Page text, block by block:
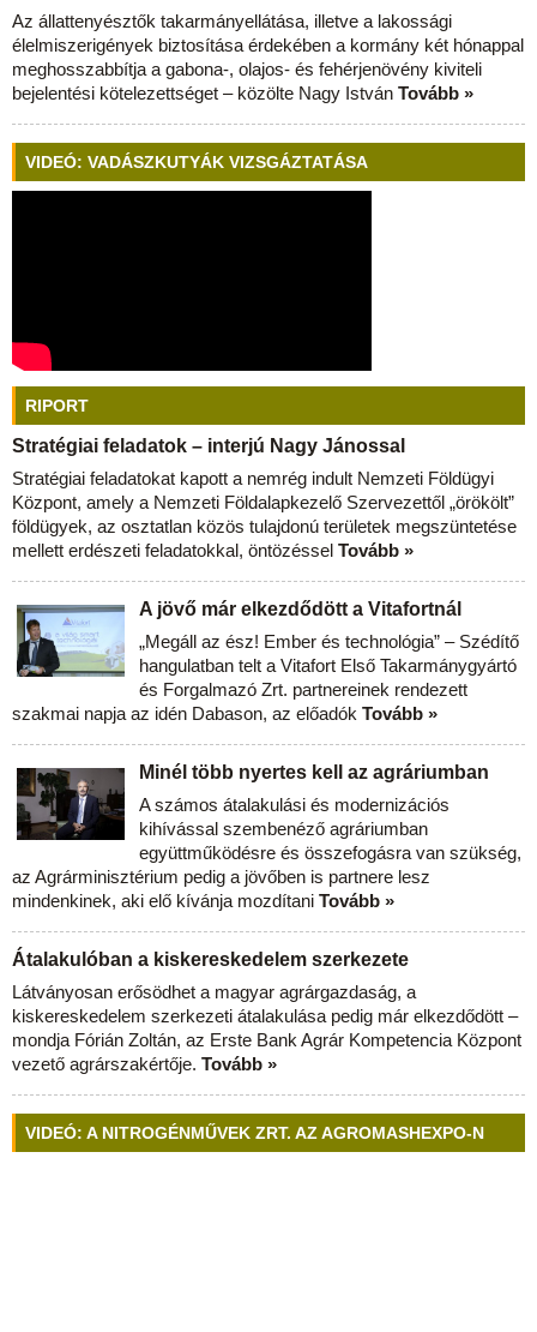
Az állattenyésztők takarmányellátása, illetve a lakossági
élelmiszerigények biztosítása érdekében a kormány két hónappal
meghosszabbítja a gabona-, olajos- és fehérjenövény kiviteli
bejelentési kötelezettséget – közölte Nagy István Tovább »
VIDEÓ: VADÁSZKUTYÁK VIZSGÁZTATÁSA
RIPORT
Stratégiai feladatok – interjú Nagy Jánossal
Stratégiai feladatokat kapott a nemrég indult Nemzeti Földügyi
Központ, amely a Nemzeti Földalapkezelő Szervezettől „örökölt”
földügyek, az osztatlan közös tulajdonú területek megszüntetése
mellett erdészeti feladatokkal, öntözéssel Tovább »
A jövő már elkezdődött a Vitafortnál
„Megáll az ész! Ember és technológia” – Szédítő
hangulatban telt a Vitafort Első Takarmánygyártó
és Forgalmazó Zrt. partnereinek rendezett
szakmai napja az idén Dabason, az előadók Tovább »
Minél több nyertes kell az agráriumban
A számos átalakulási és modernizációs
kihívással szembenéző agráriumban
együttműködésre és összefogásra van szükség,
az Agrárminisztérium pedig a jövőben is partnere lesz
mindenkinek, aki elő kívánja mozdítani Tovább »
Átalakulóban a kiskereskedelem szerkezete
Látványosan erősödhet a magyar agrárgazdaság, a
kiskereskedelem szerkezeti átalakulása pedig már elkezdődött –
mondja Fórián Zoltán, az Erste Bank Agrár Kompetencia Központ
vezető agrárszakértője. Tovább »
VIDEÓ: A NITROGÉNMŰVEK ZRT. AZ AGROMASHEXPO-N